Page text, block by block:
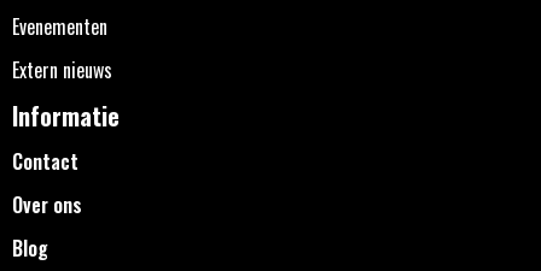
Evenementen
Extern nieuws
Informatie
Contact
Over ons
Blog